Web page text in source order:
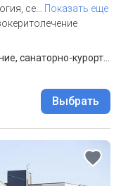
се
Показать еще
Выбрать